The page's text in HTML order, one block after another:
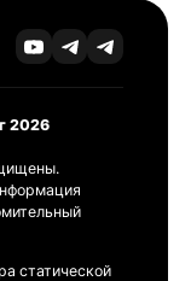
2026
статической